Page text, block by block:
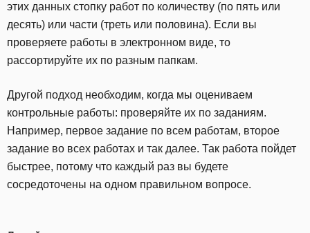
этих данных стопку работ по количеству (по пять или
десять) или части (треть или половина). Если вы
проверяете работы в электронном виде, то
рассортируйте их по разным папкам.
Другой подход необходим, когда мы оцениваем
контрольные работы: проверяйте их по заданиям.
Например, первое задание по всем работам, второе
задание во всех работах и так далее. Так работа пойдет
быстрее, потому что каждый раз вы будете
сосредоточены на одном правильном вопросе.